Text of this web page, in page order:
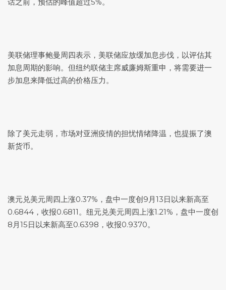
美联储理事鲍曼周四表示，美联储应放缓加息步伐，以评估其
加息周期的影响。但纽约联储主席威廉姆斯重申，将需要进一
步加息来降低过高的价格压力。
除了美元走弱，市场对亚洲疫情的担忧情绪降温，也提振了澳
新货币。
澳元兑美元周四上涨0.37%，盘中一度创9月13日以来新高至
0.6844，收报0.6811。 纽元兑美元周四上涨1.21%，盘中一度创
8月15日以来新高至0.6398，收报0.9370。